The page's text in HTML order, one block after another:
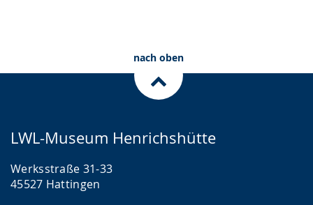
nach oben
LWL-Museum Henrichshütte
Werksstraße 31-33
45527 Hattingen